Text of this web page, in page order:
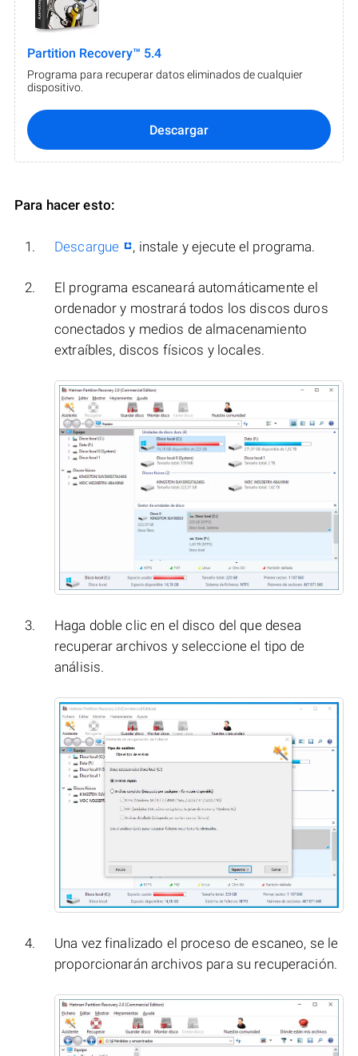
Partition Recovery™ 5.4
Programa para recuperar datos eliminados de cualquier
dispositivo.
Descargar
Para hacer esto:
Descargue , instale y ejecute el programa.
El programa escaneará automáticamente el
ordenador y mostrará todos los discos duros
conectados y medios de almacenamiento
extraíbles, discos físicos y locales.
Haga doble clic en el disco del que desea
recuperar archivos y seleccione el tipo de
análisis.
Una vez finalizado el proceso de escaneo, se le
proporcionarán archivos para su recuperación.